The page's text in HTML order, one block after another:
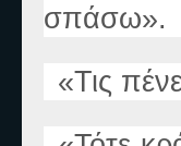
σπάσω».
«Τις